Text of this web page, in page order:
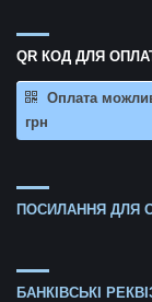
QR КОД ДЛЯ
Оплата
грн
ПОСИЛАННЯ ДЛЯ
БАНКІВСЬКІ